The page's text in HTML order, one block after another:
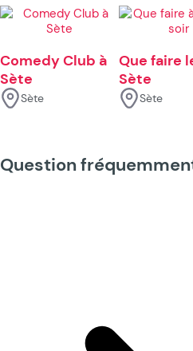
Comedy Club à
Sète
Sète
Que faire
Sète
Sète
Question